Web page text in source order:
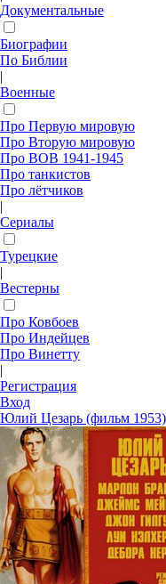
Документальные
Биографии
По Библии
|
Военные
Про Первую мировую
Про Вторую мировую
Про ВОВ 1941-1945
Про танкистов
Про лётчиков
|
Сериалы
Турецкие
|
Вестерны
Про Ковбоев
Про Индейцев
Про Винетту
|
Регистрация
Вход
Юлий Цезарь (фильм 1953)